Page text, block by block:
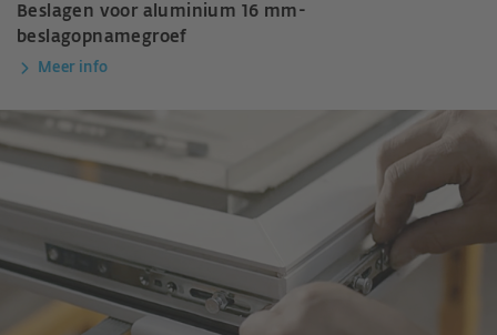
Beslagen voor aluminium 16 mm-
beslagopnamegroef
Meer info